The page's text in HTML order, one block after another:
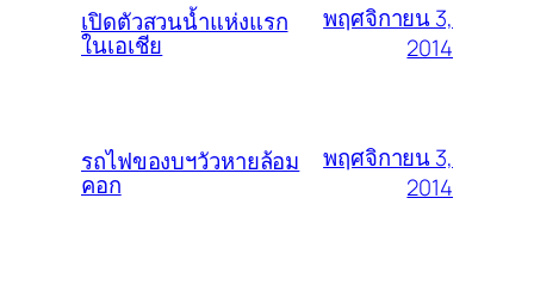
เปิดตัวสวนน้ำแห่งแรก
ในเอเชีย
พฤศจิกายน 3,
2014
รถไฟของบฯวัวหายล้อม
คอก
พฤศจิกายน 3,
2014